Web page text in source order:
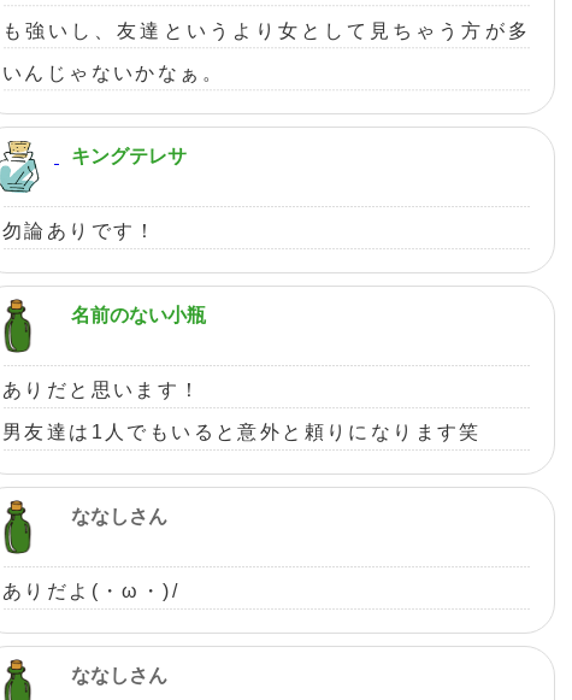
も強いし、友達というより女として見ちゃう方が多
いんじゃないかなぁ。
キングテレサ
勿論ありです！
名前のない小瓶
ありだと思います！
男友達は1人でもいると意外と頼りになります笑
ななしさん
ありだよ(・ω・)/
ななしさん